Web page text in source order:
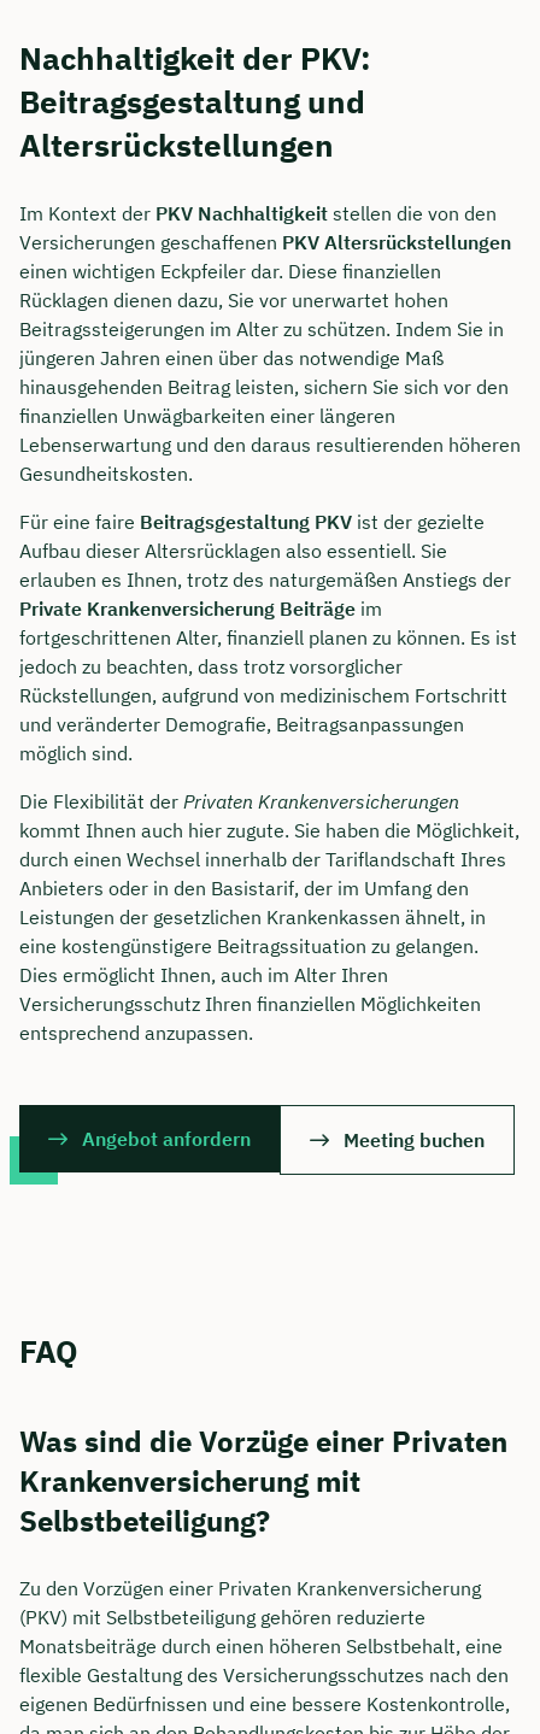
Nachhaltigkeit der PKV:
Beitragsgestaltung und
Altersrückstellungen
Im Kontext der PKV Nachhaltigkeit stellen die von den
Versicherungen geschaffenen PKV Altersrückstellungen
einen wichtigen Eckpfeiler dar. Diese finanziellen
Rücklagen dienen dazu, Sie vor unerwartet hohen
Beitragssteigerungen im Alter zu schützen. Indem Sie in
jüngeren Jahren einen über das notwendige Maß
hinausgehenden Beitrag leisten, sichern Sie sich vor den
finanziellen Unwägbarkeiten einer längeren
Lebenserwartung und den daraus resultierenden höheren
Gesundheitskosten.
Für eine faire Beitragsgestaltung PKV ist der gezielte
Aufbau dieser Altersrücklagen also essentiell. Sie
erlauben es Ihnen, trotz des naturgemäßen Anstiegs der
Private Krankenversicherung Beiträge im
fortgeschrittenen Alter, finanziell planen zu können. Es ist
jedoch zu beachten, dass trotz vorsorglicher
Rückstellungen, aufgrund von medizinischem Fortschritt
und veränderter Demografie, Beitragsanpassungen
möglich sind.
Die Flexibilität der Privaten Krankenversicherungen
kommt Ihnen auch hier zugute. Sie haben die Möglichkeit,
durch einen Wechsel innerhalb der Tariflandschaft Ihres
Anbieters oder in den Basistarif, der im Umfang den
Leistungen der gesetzlichen Krankenkassen ähnelt, in
eine kostengünstigere Beitragssituation zu gelangen.
Dies ermöglicht Ihnen, auch im Alter Ihren
Versicherungsschutz Ihren finanziellen Möglichkeiten
entsprechend anzupassen.
Angebot anfordern Meeting buchen
FAQ
Was sind die Vorzüge einer Privaten
Krankenversicherung mit
Selbstbeteiligung?
Zu den Vorzügen einer Privaten Krankenversicherung
(PKV) mit Selbstbeteiligung gehören reduzierte
Monatsbeiträge durch einen höheren Selbstbehalt, eine
flexible Gestaltung des Versicherungsschutzes nach den
eigenen Bedürfnissen und eine bessere Kostenkontrolle,